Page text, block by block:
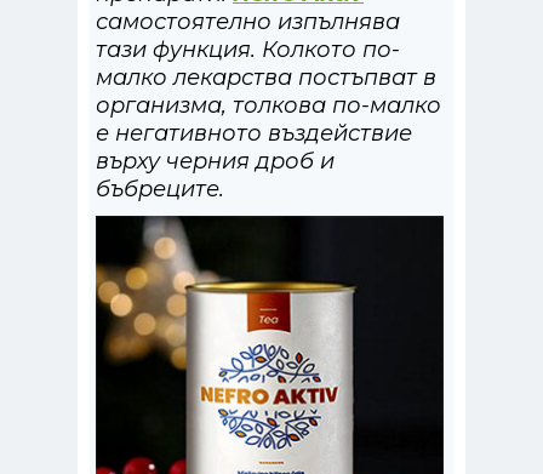
самостоятелно изпълнява
тази функция. Колкото по-
малко лекарства постъпват в
организма, толкова по-малко
е негативното въздействие
върху черния дроб и
бъбреците.